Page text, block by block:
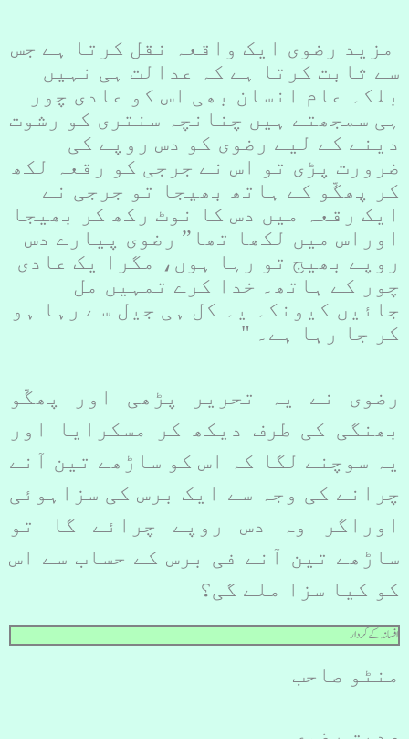
مزید رضوی ایک واقعہ نقل کرتا ہے جس
سے ثابت کرتا ہے کہ عدالت ہی نہیں
بلکہ عام انسان بھی اس کو عادی چور
ہی سمجھتے ہیں چنانچہ سنتری کو رشوت
دینے کے لیے رضوی کو دس روپے کی
ضرورت پڑی تو اس نے جرجی کو رقعہ لکھ
کر پھگّو کے ہاتھ بھیجا تو جرجی نے
ایک رقعہ میں دس کا نوٹ رکھ کر بھیجا
اوراس میں لکھا تھا” رضوی پیارے دس
روپے بھیج تو رہا ہوں، مگرا یک عادی
چور کے ہاتھ۔ خدا کرے تمہیں مل
جائیں کیونکہ یہ کل ہی جیل سے رہا ہو
کر جا رہا ہے۔ "
رضوی نے یہ تحریر پڑھی اور پھگّو
بھنگی کی طرف دیکھ کر مسکرایا اور
یہ سوچنے لگا کہ اس کو ساڑھے تین آنے
چرانے کی وجہ سے ایک برس کی سزاہوئی
اوراگر وہ دس روپے چرائے گا تو
ساڑھے تین آنے فی برس کے حساب سے اس
کو کیا سزا ملے گی؟
افسانہ کے کردار
منٹو صاحب